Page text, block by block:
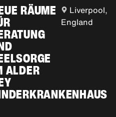
RÄUME
ALDER
Liverpool,
England